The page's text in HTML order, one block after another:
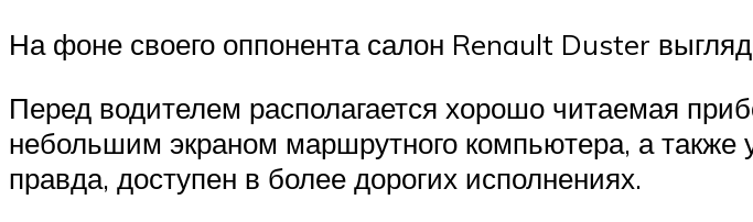
На фоне своего оппонента салон Renault Duster
Перед водителем располагается хорошо читаемая
небольшим экраном маршрутного компьютера, а
правда, доступен в более дорогих исполнениях.